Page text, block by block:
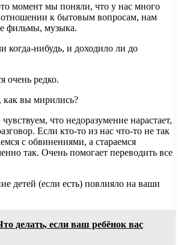
момент мы поняли, что у нас много
к бытовым вопросам, нам
фильмы, музыка.
когда-нибудь, и доходило ли до
очень редко.
как вы мирились?
что недоразумение нарастает,
Если кто-то из нас что-то не так
с обвинениями, а стараемся
так. Очень помогает переводить все
детей (если есть) повлияло на ваши
делать, если ваш ребёнок вас